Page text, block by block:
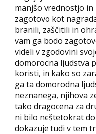
manjšo vrednostjo in
zagotovo kot
branili, zaščitili in
vam ga bodo
videli v zgodovini
domorodna ljudstva
koristi, in kako so
ga ta domorodna
neznanega, njihova
tako dragocena za
ni bilo neštetokrat
dokazuje tudi v tem